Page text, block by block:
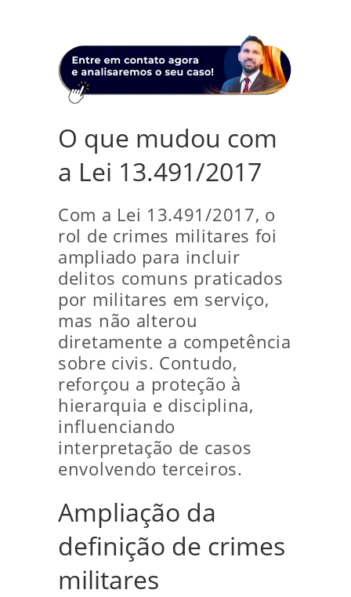
O que mudou com
a Lei 13.491/2017
Com a Lei 13.491/2017, o
rol de crimes militares foi
ampliado para incluir
delitos comuns praticados
por militares em serviço,
mas não alterou
diretamente a competência
sobre civis. Contudo,
reforçou a proteção à
hierarquia e disciplina,
influenciando
interpretação de casos
envolvendo terceiros.
Ampliação da
definição de crimes
militares